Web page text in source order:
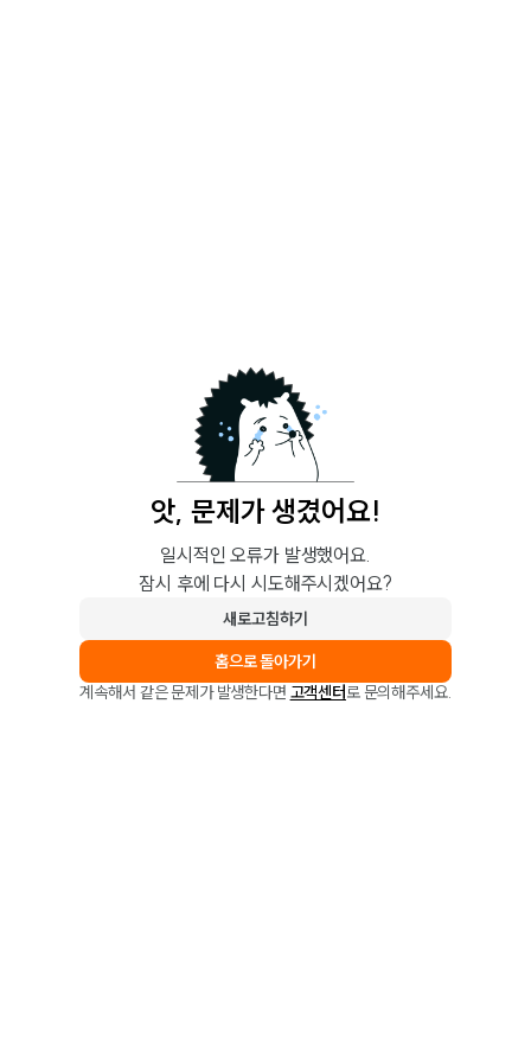
앗, 문제가 생겼어요!
일시적인 오류가 발생했어요.
잠시 후에 다시 시도해주시겠어요?
새로고침하기
홈으로 돌아가기
계속해서 같은 문제가 발생한다면 고객센터로 문의해주세요.